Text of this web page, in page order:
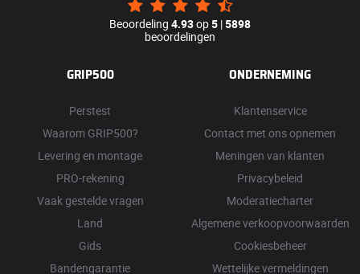
Beoordeling 4.93op5 |5898
beoordelingen
GRIP500
Perstest
Waarom GRIP500?
Levering en montage
PRO-rekening
Vaak gestelde vragen
Land
Gids
Bandengarantie
ONDERNEMING
Klantenservice
Contact met ons opnemen
Meningen van klanten
Privacybeleid
Moderatiecharter
Algemene verkoopvoorwaarden
Cookiesbeheer
Wettelijke vermeldingen